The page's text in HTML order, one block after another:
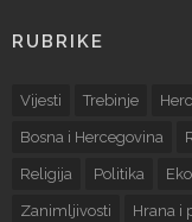
RUBRIKE
Vijesti Trebinje
Bosna i Hercegovina
Religija Politika
Zanimljivosti Hrana i